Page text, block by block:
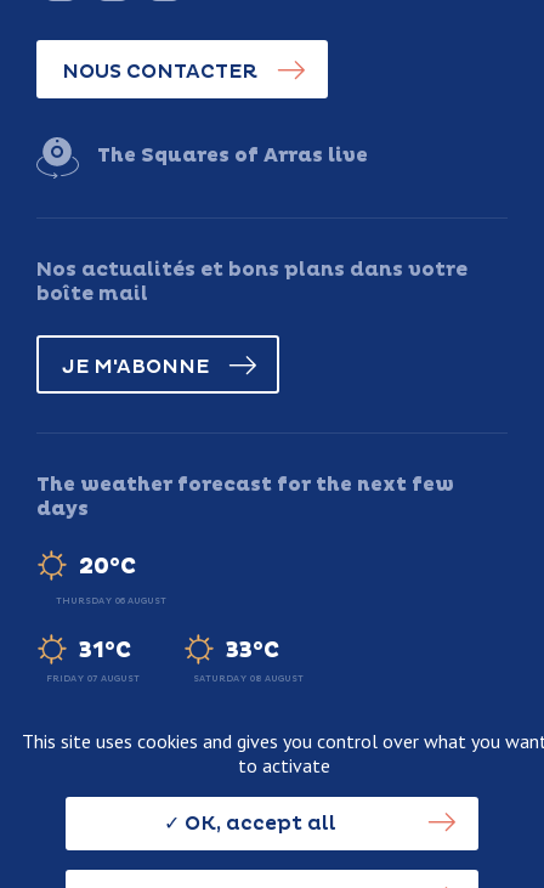
NOUS CONTACTER
The Squares of Arras live
Nos actualités et bons plans dans votre
boîte mail
JE M'ABONNE
The weather forecast for the next few
days
20°C
THURSDAY 06 AUGUST
31°C
FRIDAY 07 AUGUST
33°C
SATURDAY 08 AUGUST
Personnal data usage policy
This site uses cookies and gives you control over what you
to activate
OK, accept all